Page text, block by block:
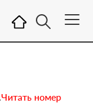
Читать номер